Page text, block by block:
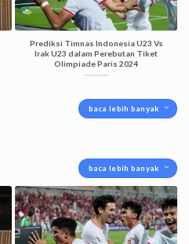
Prediksi Timnas Indonesia U23 Vs
Irak U23 dalam Perebutan Tiket
Olimpiade Paris 2024
baca lebih banyak
baca lebih banyak